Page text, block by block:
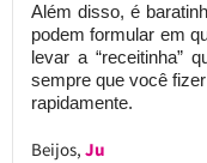
Além disso, é
podem formular em
levar a “receitinha”
sempre que você
rapidamente.
Beijos, Ju